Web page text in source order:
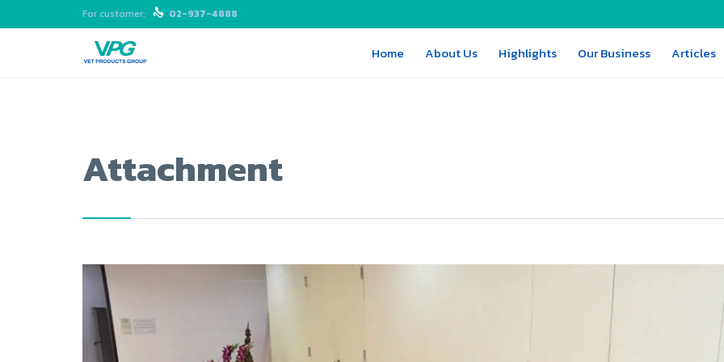
For customer:  02-937-4888
Home About Us Highlights Our Business Articles
Attachment